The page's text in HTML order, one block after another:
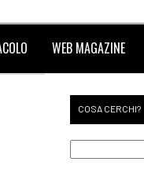
WEB MAGAZINE
COSA CERCHI?